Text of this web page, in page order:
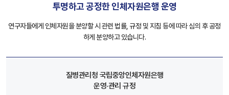
투명하고 공정한 인체자원은행 운영
연구자들에게 인체자원을 분양할 시 관련 법률, 규정 및 지침 등에 따라 심의 후 공정
하게 분양하고 있습니다.
질병관리청 국립중앙인체자원은행
운영·관리 규정